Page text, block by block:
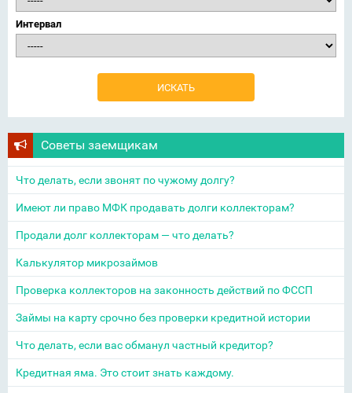
Интервал
Советы заемщикам
Что делать, если звонят по чужому долгу?
Имеют ли право МФК продавать долги коллекторам?
Продали долг коллекторам — что делать?
Калькулятор микрозаймов
Проверка коллекторов на законность действий по ФССП
Займы на карту срочно без проверки кредитной истории
Что делать, если вас обманул частный кредитор?
Кредитная яма. Это стоит знать каждому.